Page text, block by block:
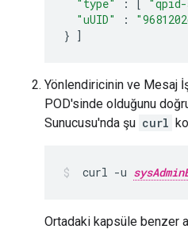
"type"
: [
"uUID"
:
} ]
Yönlendiricinin ve Mesaj
POD'sinde olduğunu
Sunucusu'nda şu curl
curl -u
Ortadaki kapsüle benzer